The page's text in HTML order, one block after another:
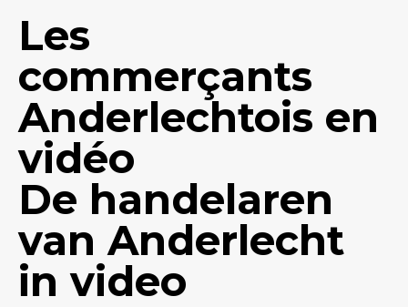
Les
commerçants
Anderlechtois en
vidéo
De handelaren
van Anderlecht
in video